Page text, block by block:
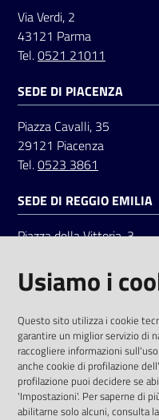
Via Verdi, 2
43121 Parma
Tel.0521 21011
SEDE DI PIACENZA
Piazza Cavalli, 35
29121 Piacenza
Tel.0523 3861
SEDE DI REGGIO EMILIA
Piazza della Vittoria, 3
Tel.0522 7961
LinkedinFacebook
Usiamo i
Questo sito utilizza i cookie
garantire un miglior servizio di
raccogliere informazioni
anche cookie di profilazione
profilazione puoi decidere se
'Impostazioni'. Per saperne di
abilitarne solo alcuni, consulta